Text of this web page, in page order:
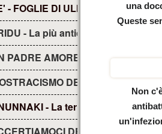
- FOGLIE DI ULIVO
- La più antica città del mondo
PADRE AMOREVOLE -
DEI TG
- La terra degli......
una
Queste
Non